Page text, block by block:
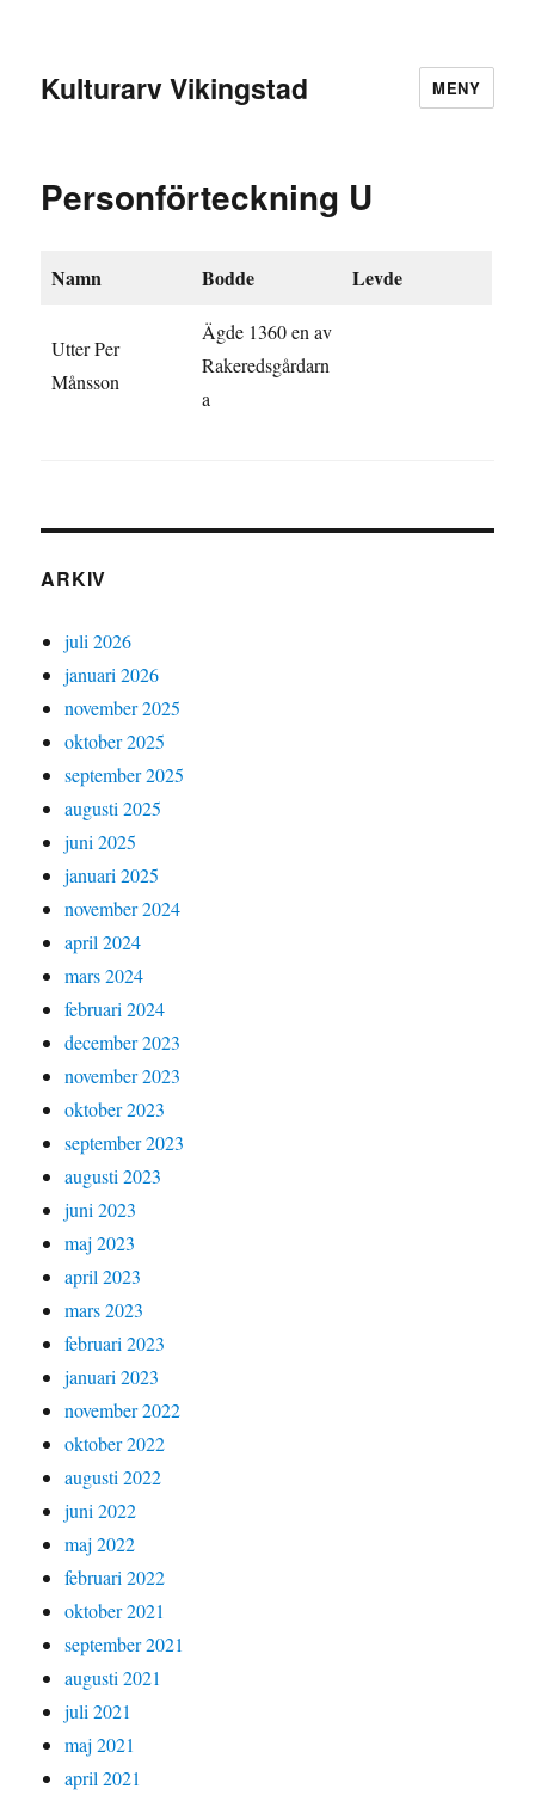
Kulturarv Vikingstad MENY
Personförteckning U
Namn Bodde Levde
Utter Per
Månsson
Ägde 1360 en av
Rakeredsgårdarn
a
ARKIV
juli 2026
januari 2026
november 2025
oktober 2025
september 2025
augusti 2025
juni 2025
januari 2025
november 2024
april 2024
mars 2024
februari 2024
december 2023
november 2023
oktober 2023
september 2023
augusti 2023
juni 2023
maj 2023
april 2023
mars 2023
februari 2023
januari 2023
november 2022
oktober 2022
augusti 2022
juni 2022
maj 2022
februari 2022
oktober 2021
september 2021
augusti 2021
juli 2021
maj 2021
april 2021